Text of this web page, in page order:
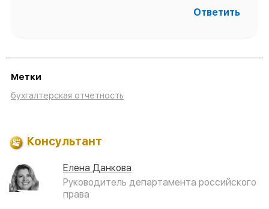
Ответить
Метки
бухгалтерская отчетность
Консультант
Елена Данкова
Руководитель департамента российского
права